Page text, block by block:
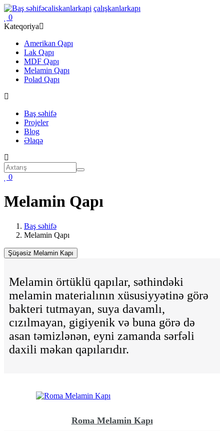
Əsas
kontentə
keçin
caliskanlarkapi çalışkanlarkapı
0
Kateqoriya
Amerikan Qapı
Lak Qapı
MDF Qapı
Melamin Qapı
Polad Qapı
naviqasiya
Baş səhifə
Projeler
Blog
Əlaqə
Axtarış
Axtarış
0
Melamin Qapı
Baş səhifə
Melamin Qapı
Şüşəsiz
Melamin
Şüşəsiz Melamin Kapı
Melamin örtüklü qapılar, səthindəki
melamin materialının xüsusiyyətinə görə
bakteri tutmayan, suya davamlı,
cızılmayan, gigiyenik və buna görə də
asan təmizlənən, eyni zamanda sərfəli
daxili məkan qapılarıdır.
Roma Melamin Kapı